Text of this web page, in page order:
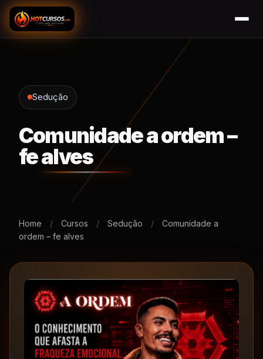
Sedução
Comunidade a ordem –
fe alves
Home / Cursos / Sedução /
Comunidade a
ordem – fe alves